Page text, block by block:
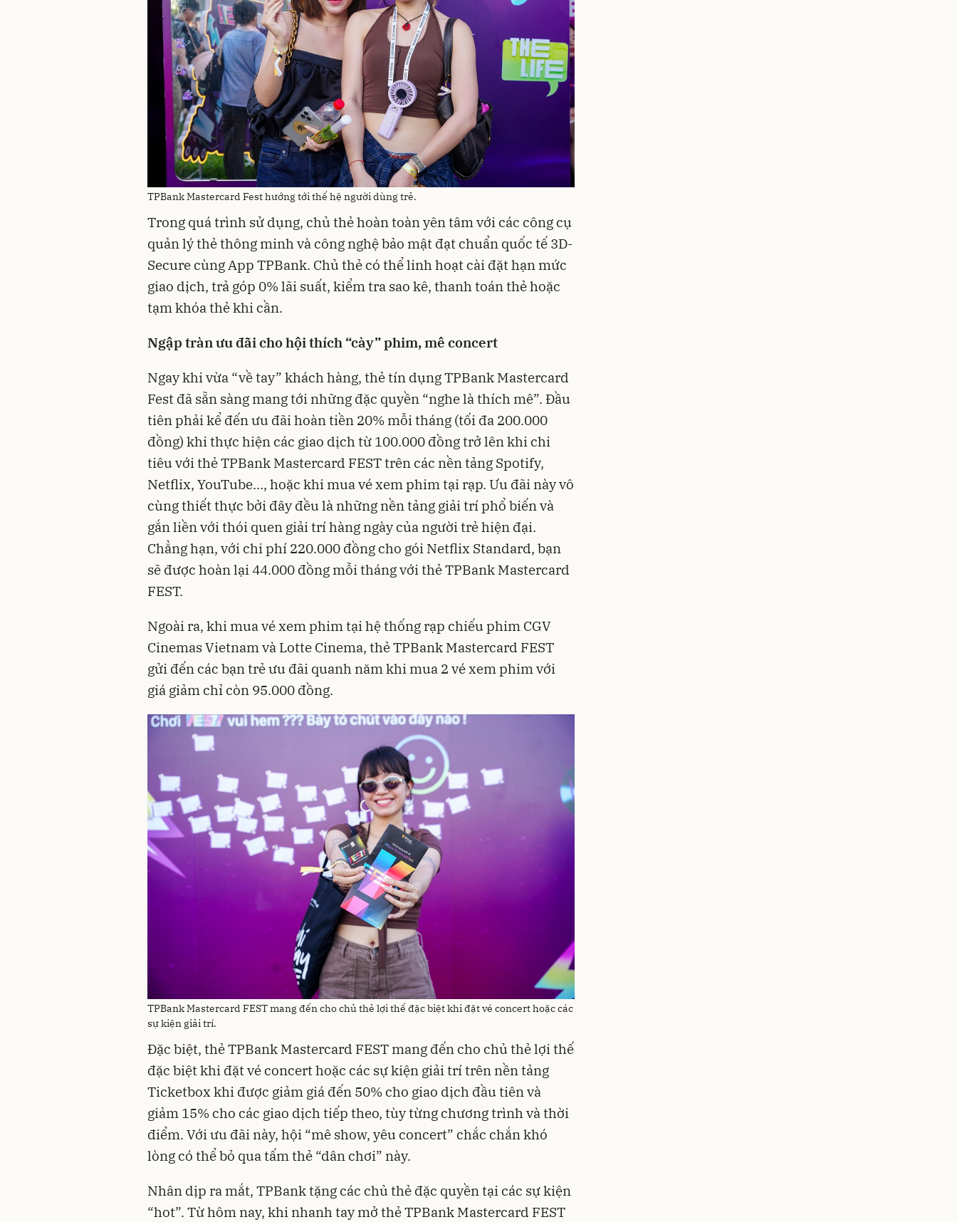
TPBank Mastercard Fest hướng tới thế hệ người dùng trẻ.
Trong quá trình sử dụng, chủ thẻ hoàn toàn yên tâm với các công cụ
quản lý thẻ thông minh và công nghệ bảo mật đạt chuẩn quốc tế 3D-
Secure cùng App TPBank. Chủ thẻ có thể linh hoạt cài đặt hạn mức
giao dịch, trả góp 0% lãi suất, kiểm tra sao kê, thanh toán thẻ hoặc
tạm khóa thẻ khi cần.
Ngập tràn ưu đãi cho hội thích “cày” phim, mê concert
Ngay khi vừa “về tay” khách hàng, thẻ tín dụng TPBank Mastercard
Fest đã sẵn sàng mang tới những đặc quyền “nghe là thích mê”. Đầu
tiên phải kể đến ưu đãi hoàn tiền 20% mỗi tháng (tối đa 200.000
đồng) khi thực hiện các giao dịch từ 100.000 đồng trở lên khi chi
tiêu với thẻ TPBank Mastercard FEST trên các nền tảng Spotify,
Netflix, YouTube…, hoặc khi mua vé xem phim tại rạp. Ưu đãi này vô
cùng thiết thực bởi đây đều là những nền tảng giải trí phổ biến và
gắn liền với thói quen giải trí hàng ngày của người trẻ hiện đại.
Chẳng hạn, với chi phí 220.000 đồng cho gói Netflix Standard, bạn
sẽ được hoàn lại 44.000 đồng mỗi tháng với thẻ TPBank Mastercard
FEST.
Ngoài ra, khi mua vé xem phim tại hệ thống rạp chiếu phim CGV
Cinemas Vietnam và Lotte Cinema, thẻ TPBank Mastercard FEST
gửi đến các bạn trẻ ưu đãi quanh năm khi mua 2 vé xem phim với
giá giảm chỉ còn 95.000 đồng.
TPBank Mastercard FEST mang đến cho chủ thẻ lợi thế đặc biệt khi đặt vé concert hoặc các
sự kiện giải trí.
Đặc biệt, thẻ TPBank Mastercard FEST mang đến cho chủ thẻ lợi thế
đặc biệt khi đặt vé concert hoặc các sự kiện giải trí trên nền tảng
Ticketbox khi được giảm giá đến 50% cho giao dịch đầu tiên và
giảm 15% cho các giao dịch tiếp theo, tùy từng chương trình và thời
điểm. Với ưu đãi này, hội “mê show, yêu concert” chắc chắn khó
lòng có thể bỏ qua tấm thẻ “dân chơi” này.
Nhân dịp ra mắt, TPBank tặng các chủ thẻ đặc quyền tại các sự kiện
“hot”. Từ hôm nay, khi nhanh tay mở thẻ TPBank Mastercard FEST